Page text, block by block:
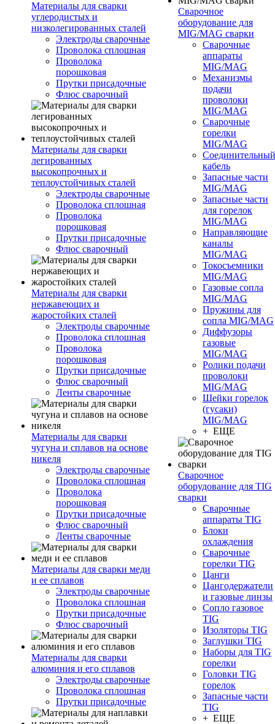
Материалы для сварки
углеродистых и
низколегированных сталей
Электроды сварочные
Проволока сплошная
Проволока
порошковая
Прутки присадочные
Флюс сварочный
Материалы для сварки
легированных
высокопрочных и
теплоустойчивых сталей
Электроды сварочные
Проволока сплошная
Проволока
порошковая
Прутки присадочные
Флюс сварочный
Материалы для сварки
нержавеющих и
жаростойких сталей
Электроды сварочные
Проволока сплошная
Проволока
порошковая
Прутки присадочные
Флюс сварочный
Ленты сварочные
Материалы для сварки
чугуна и сплавов на основе
никеля
Электроды сварочные
Проволока сплошная
Проволока
порошковая
Прутки присадочные
Флюс сварочный
Ленты сварочные
Материалы для сварки меди
и ее сплавов
Электроды сварочные
Проволока сплошная
Прутки присадочные
Флюс сварочный
Материалы для сварки
алюминия и его сплавов
Электроды сварочные
Проволока сплошная
Прутки присадочные
Сварочное
оборудование для
MIG/MAG сварки
Сварочные
аппараты
MIG/MAG
Механизмы
подачи
проволоки
MIG/MAG
Сварочные
горелки
MIG/MAG
Соединительный
кабель
Запасные части
MIG/MAG
Запасные части
для горелок
MIG/MAG
Направляющие
каналы
MIG/MAG
Токосъемники
MIG/MAG
Газовые сопла
MIG/MAG
Пружины для
сопла MIG/MAG
Диффузоры
газовые
MIG/MAG
Ролики подачи
проволоки
MIG/MAG
Шейки горелок
(гусаки)
MIG/MAG
+ ЕЩЕ
Сварочное
оборудование для TIG
сварки
Сварочные
аппараты TIG
Блоки
охлаждения
Сварочные
горелки TIG
Цанги
Цангодержатели
и газовые линзы
Сопло газовое
TIG
Изоляторы TIG
Заглушки TIG
Наборы для TIG
горелки
Головки TIG
горелок
Запасные части
TIG
+ ЕЩЕ